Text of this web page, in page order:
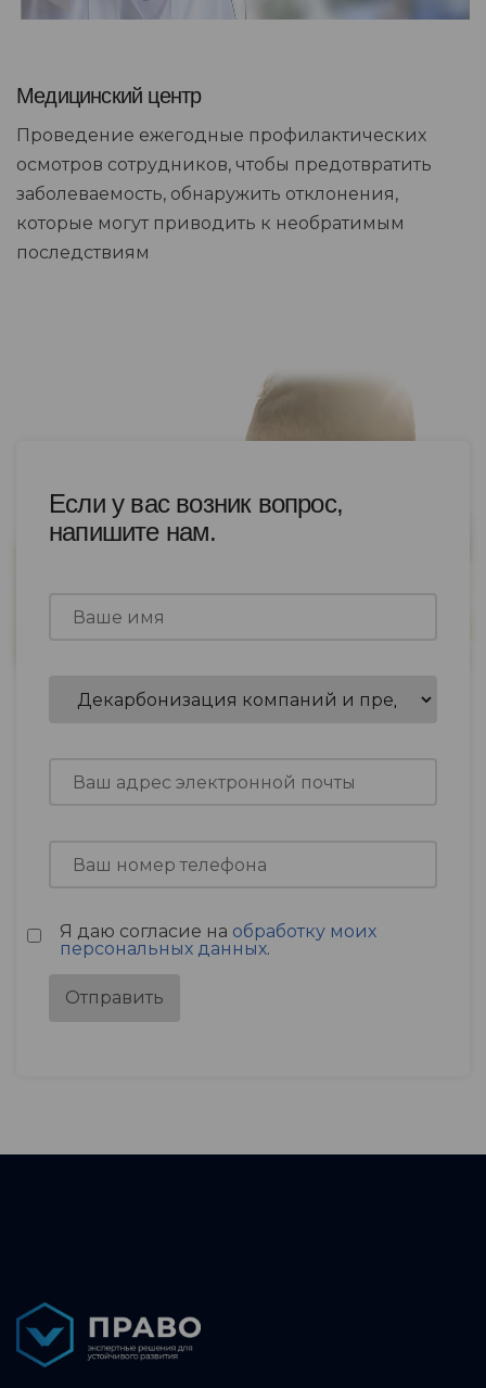
Медицинский центр
Проведение ежегодные профилактических
осмотров сотрудников, чтобы предотвратить
заболеваемость, обнаружить отклонения,
которые могут приводить к необратимым
последствиям
Если у вас возник вопрос,
напишите нам.
Я даю согласие на обработку моих
персональных данных.
Отправить